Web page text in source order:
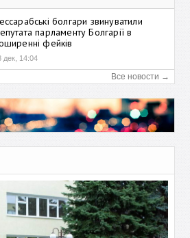
болгари звинуватили
парламенту Болгарії в
фейків
дек, 14:04
Все новости →